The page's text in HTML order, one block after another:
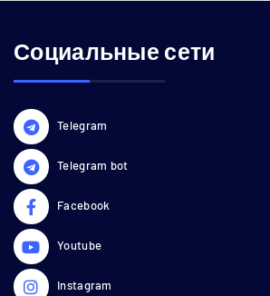
Социальные сети
Telegram
Telegram bot
Facebook
Youtube
Instagram